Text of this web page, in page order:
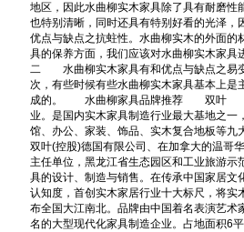
地区，因此水曲柳实木家具除了具有耐磨
也特别清晰，同时还具有特别好看的光泽
优点与缺点之抗蛀性。水曲柳实木的外面
具的保养方面，我们应该对水曲柳实木家
二 水曲柳实木家具有和优点与缺点之易变
次，有些时候有些水曲柳实木家具基本上
成的。 水曲柳家具品牌推荐 双叶 双叶
业。是国内实木家具制造行业最大基地之
馆、办公、家装、饰品、实木复合地板等
双叶(控股)德国有限公司、在加拿大的温
主任单位，黑龙江省生态园区和工业旅
具的设计、制造与销售。在传承中国家居
认知度，首创实木家居行业十大标尺，将实
布全国大江南北。品牌由中国着名表演艺
名的大型现代化家具制造企业。占地面积6